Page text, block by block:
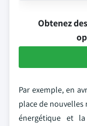
Obtenez
Par exemple, en
place de
énergétique et